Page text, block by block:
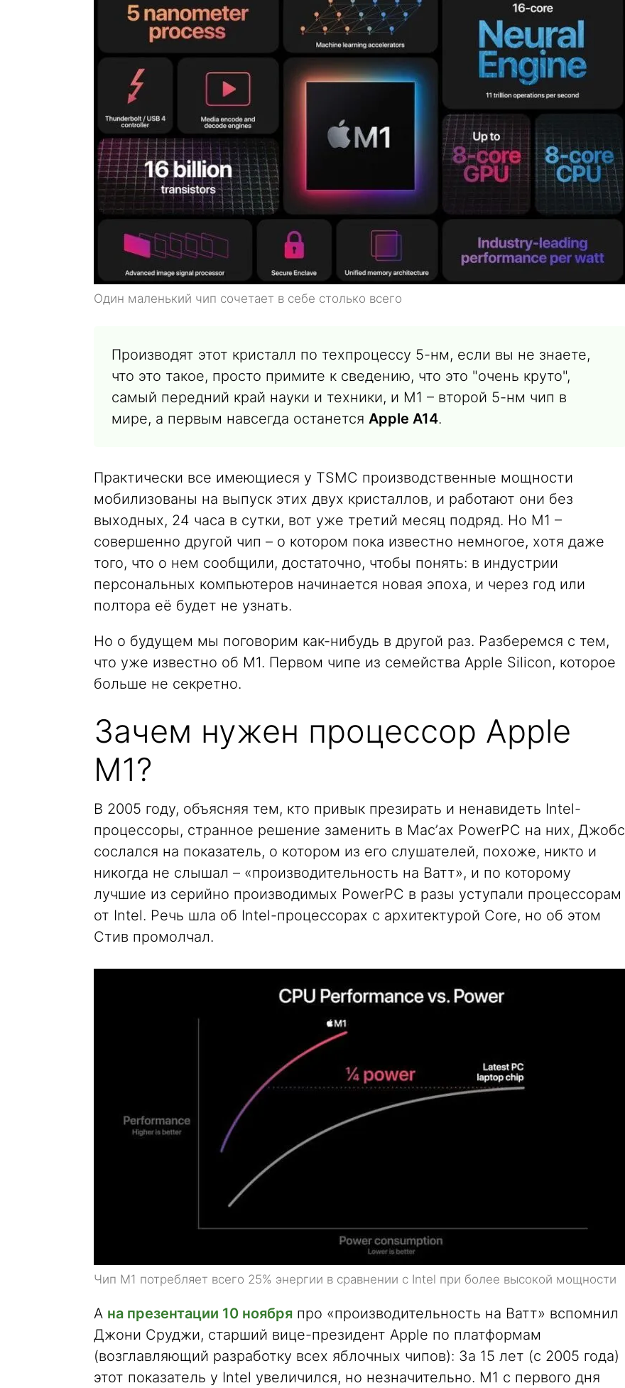
Один маленький чип сочетает в себе столько всего
Производят этот кристалл по техпроцессу 5-нм, если вы не знаете,
что это такое, просто примите к сведению, что это "очень круто",
самый передний край науки и техники, и M1 – второй 5-нм чип в
мире, а первым навсегда останется Apple A14.
Практически все имеющиеся у TSMC производственные мощности
мобилизованы на выпуск этих двух кристаллов, и работают они без
выходных, 24 часа в сутки, вот уже третий месяц подряд. Но M1 –
совершенно другой чип – о котором пока известно немногое, хотя даже
того, что о нем сообщили, достаточно, чтобы понять: в индустрии
персональных компьютеров начинается новая эпоха, и через год или
полтора её будет не узнать.
Но о будущем мы поговорим как-нибудь в другой раз. Разберемся с тем,
что уже известно об M1. Первом чипе из семейства Apple Silicon, которое
больше не секретно.
Зачем нужен процессор Apple
M1?
В 2005 году, объясняя тем, кто привык презирать и ненавидеть Intel-
процессоры, странное решение заменить в Mac’ах PowerPC на них, Джобс
сослался на показатель, о котором из его слушателей, похоже, никто и
никогда не слышал – «производительность на Ватт», и по которому
лучшие из серийно производимых PowerPC в разы уступали процессорам
от Intel. Речь шла об Intel-процессорах с архитектурой Core, но об этом
Стив промолчал.
Чип M1 потребляет всего 25% энергии в сравнении с Intel при более высокой мощности
А на презентации 10 ноября про «производительность на Ватт» вспомнил
Джони Сруджи, старший вице-президент Apple по платформам
(возглавляющий разработку всех яблочных чипов): За 15 лет (с 2005 года)
этот показатель у Intel увеличился, но незначительно. M1 с первого дня